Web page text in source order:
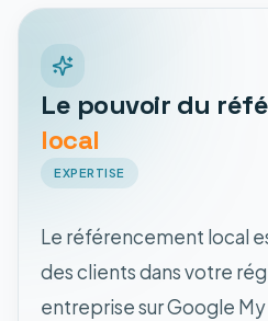
Le pouvoir du
local
EXPERTISE
Le référencement local
des clients dans votre
entreprise sur Google